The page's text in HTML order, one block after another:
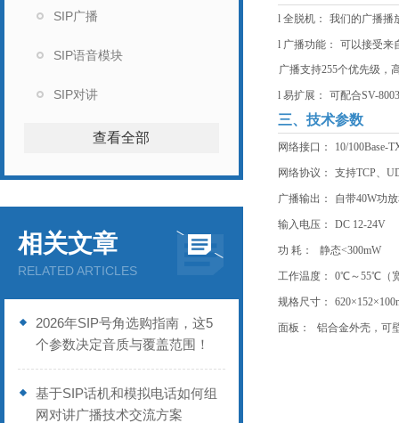
SIP广播
SIP语音模块
SIP对讲
查看全部
相关文章
RELATED ARTICLES
2026年SIP号角选购指南，这5
个参数决定音质与覆盖范围！
基于SIP话机和模拟电话如何组
网对讲广播技术交流方案
l 全脱机： 我们的广播播
l 广播功能：
可以接受来
广播支持255个优先级，
l 易扩展： 可配合SV-
三、技术参数
网络接口： 10/100Base-
网络协议： 支持TCP、
广播输出： 自带40W功
输入电压： DC 12-24V
功 耗： 静态<300mW
工作温度： 0℃～55℃（
规格尺寸：
面板： 铝合金外壳，可